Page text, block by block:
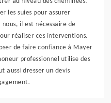
les suies pour assurer
il est nécessaire de
réaliser ces interventions.
de faire confiance à Mayer
professionnel utilise des
aussi dresser un devis